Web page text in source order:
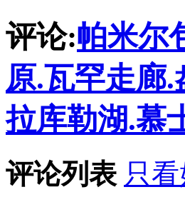
评论:帕米尔
原.瓦罕走廊
拉库勒湖.慕
评论列表 只